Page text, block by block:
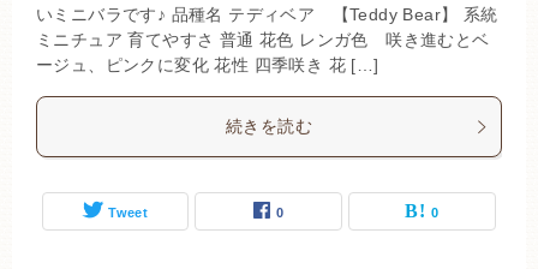
いミニバラです♪ 品種名 テディベア 【Teddy Bear】 系統
ミニチュア 育てやすさ 普通 花色 レンガ色 咲き進むとベ
ージュ、ピンクに変化 花性 四季咲き 花 […]
続きを読む
Tweet 0 0